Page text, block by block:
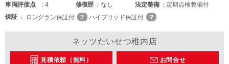
車両評価点 4 修復歴 なし 法定整備
定期点検整備付
保証
ロングラン保証付 ハイブリッド保証付
ネッツたいせつ稚内店
見積依頼（無料） お問合せ